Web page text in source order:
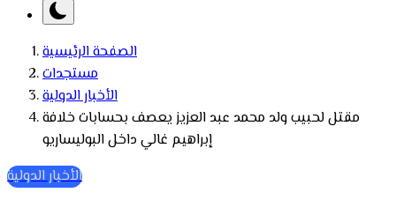
الصفحة الرئيسية
مستجدات
الأخبار الدولية
مقتل لحبيب ولد محمد عبد العزيز يعصف بحسابات خلافة
إبراهيم غالي داخل البوليساريو
الأخبار الدولية